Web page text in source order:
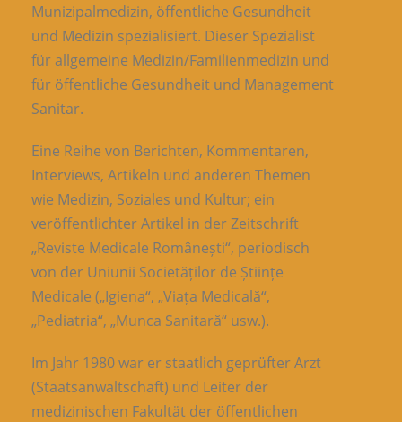
Munizipalmedizin, öffentliche Gesundheit
und Medizin spezialisiert. Dieser Spezialist
für allgemeine Medizin/Familienmedizin und
für öffentliche Gesundheit und Management
Sanitar.
Eine Reihe von Berichten, Kommentaren,
Interviews, Artikeln und anderen Themen
wie Medizin, Soziales und Kultur; ein
veröffentlichter Artikel in der Zeitschrift
„Reviste Medicale Românești“, periodisch
von der Uniunii Societăților de Științe
Medicale („Igiena“, „Viața Medicală“,
„Pediatria“, „Munca Sanitară“ usw.).
Im Jahr 1980 war er staatlich geprüfter Arzt
(Staatsanwaltschaft) und Leiter der
medizinischen Fakultät der öffentlichen